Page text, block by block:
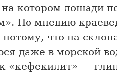
котором лошади
По мнению
потому, что на
даже в морской
«кефекилит» —